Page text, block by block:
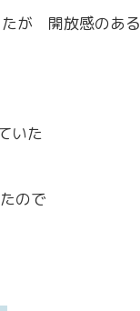
が 開放感のあ
いた
ので